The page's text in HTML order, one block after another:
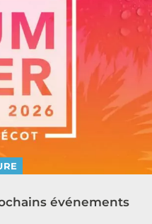
événements